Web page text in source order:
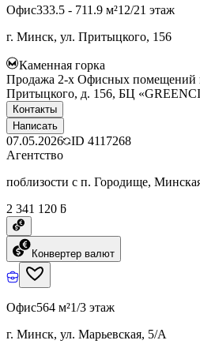
Офис333.5 - 711.9 м²12/21 этаж
г. Минск, ул. Притыцкого, 156
Каменная горка
Продажа 2-х Офисных помещений
Притыцкого, д. 156, БЦ
Контакты
Написать
07.05.2026 ID 4117268
Агентство
поблизости с п. Городище,
2 341 120 ƃ
Конвертер валют
Офис564 м²1/3 этаж
г. Минск, ул. Марьевская, 5/А